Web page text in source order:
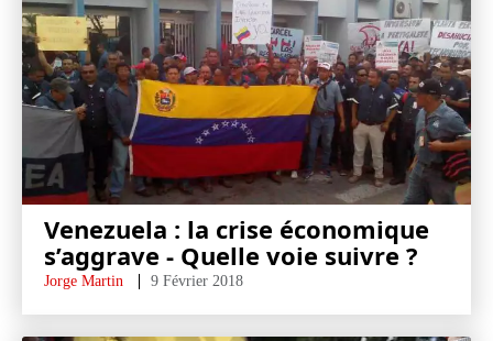
Venezuela : la crise économique
s’aggrave - Quelle voie suivre ?
Jorge Martin 9 Février 2018